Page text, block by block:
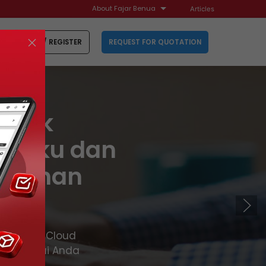
About Fajar Benua Articles
SIGN IN / REGISTER REQUEST FOR QUOTATION
dan
E-Cloud
pakai Anda